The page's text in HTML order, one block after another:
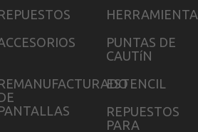
HERRAMIENTA
PUNTAS DE
CAUTíN
ESTENCIL
REPUESTOS
PARA